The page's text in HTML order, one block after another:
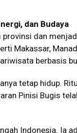
dan Budaya
dan
Makassar,
berbasis
tetap hidup.
Pinisi Bugis
Indonesia. Ia